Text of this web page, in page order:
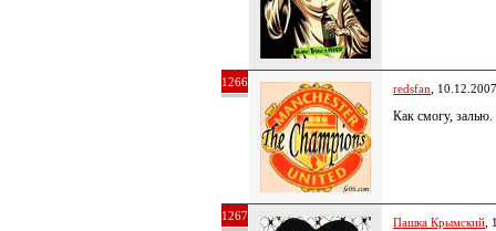
1266 redsfan ,
Как смогу,
1267 Пашка Крымский